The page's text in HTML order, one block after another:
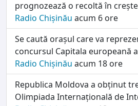
prognozează o recoltă în
Radio Chișinău acum 6 ore
Se caută orașul care va
concursul Capitala europeană
Radio Chișinău acum 18 ore
Republica Moldova a obținut
Olimpiada Internațională de